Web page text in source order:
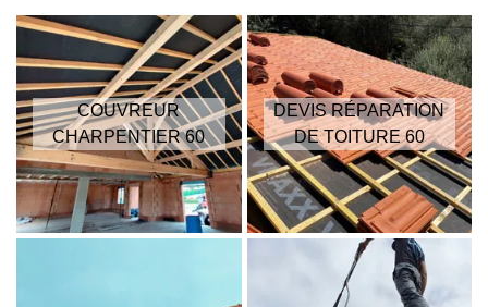
COUVREUR
CHARPENTIER 60
DEVIS RÉPARATION
DE TOITURE 60